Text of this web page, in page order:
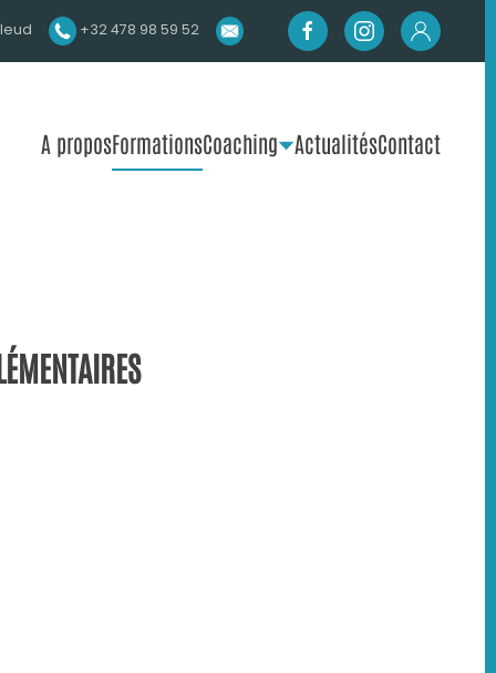
+32 478 98 59 52
A proposFormationsCoaching ActualitésContact